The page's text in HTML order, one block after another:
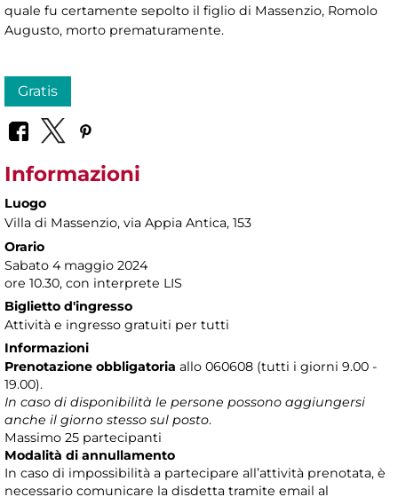
quale fu certamente sepolto il figlio di Massenzio, Romolo
Augusto, morto prematuramente.
Gratis
Informazioni
Luogo
Villa di Massenzio, via Appia Antica, 153
Orario
Sabato 4 maggio 2024
ore 10.30, con interprete LIS
Biglietto d'ingresso
Attività e ingresso gratuiti per tutti
Informazioni
Prenotazione obbligatoria allo 060608 (tutti i giorni 9.00 -
19.00).
In caso di disponibilità le persone possono aggiungersi
anche il giorno stesso sul posto.
Massimo 25 partecipanti
Modalità di annullamento
In caso di impossibilità a partecipare all’attività prenotata, è
necessario comunicare la disdetta tramite email al